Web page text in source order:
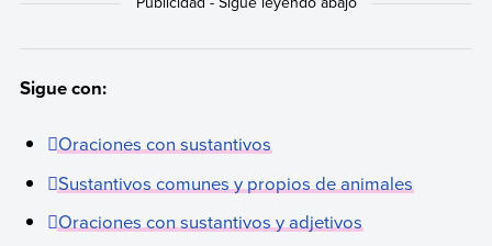
Sigue con:
Oraciones con sustantivos
Sustantivos comunes y propios de animales
Oraciones con sustantivos y adjetivos